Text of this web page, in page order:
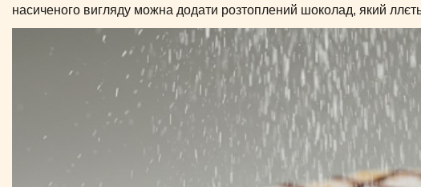
насиченого вигляду можна додати розтоплений шоколад, який